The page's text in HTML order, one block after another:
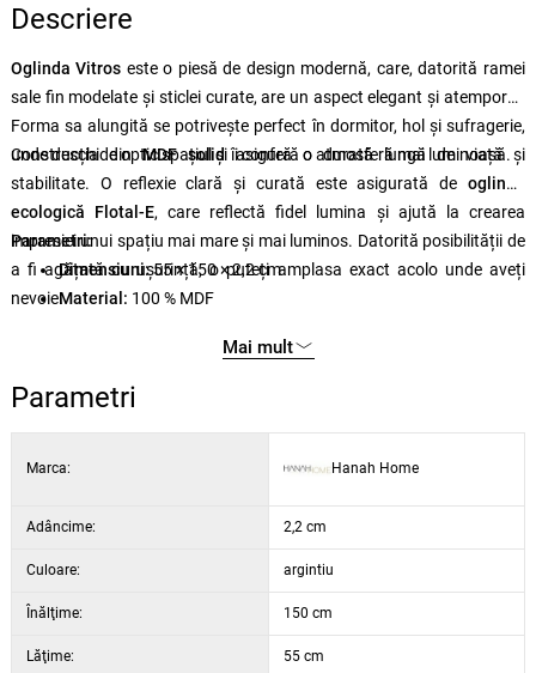
Descriere
Oglinda Vitroseste o piesă de design modernă, care, datorită ramei
sale fin modelate și sticlei curate, are un aspect elegant și atemporal.
Forma sa alungită se potrivește perfect în dormitor, hol și sufragerie,
unde deschide optic spațiul și îi conferă o atmosferă mai luminoasă.
Construcția dinMDF solidasigură o durată lungă de viață și
stabilitate. O reflexie clară și curată este asigurată de oglinda
ecologică Flotal-E, care reflectă fidel lumina și ajută la crearea
impresiei unui spațiu mai mare și mai luminos. Datorită posibilității de
a fi agățată cu ușurință, o puteți amplasa exact acolo unde aveți
nevoie.
Parametri:
Dimensiuni:55 × 150 × 2,2 cm
Material: 100 % MDF
Mai mult
Parametri
Marca: Hanah Home
Adâncime: 2,2 cm
Culoare: argintiu
Înălţime: 150 cm
Lăţime: 55 cm